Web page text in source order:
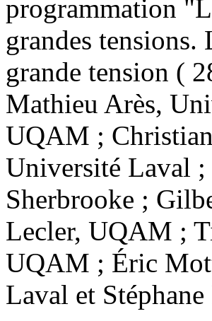
programmation
grandes tensions.
grande tension (
Mathieu Arès,
UQAM ;
Université Laval
Sherbrooke ;
Lecler, UQAM ;
UQAM ; Éric
Laval et